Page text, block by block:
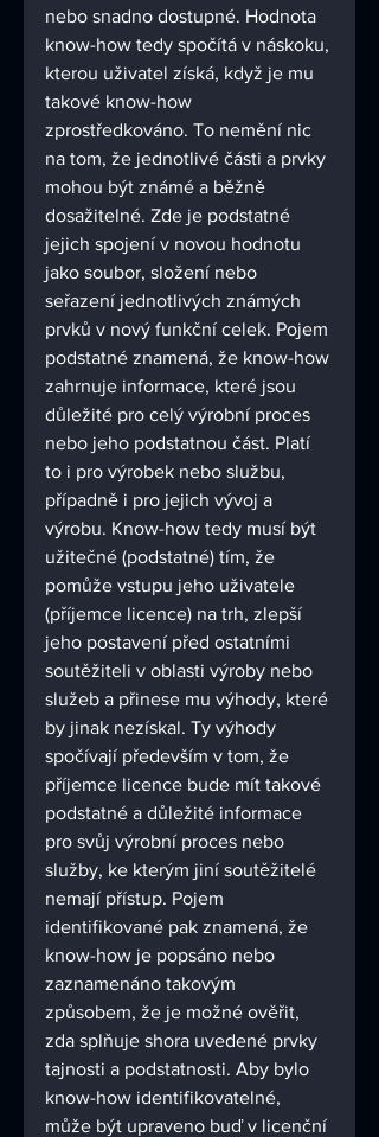
nebo snadno dostupné. Hodnota
know-how tedy spočítá v náskoku,
kterou uživatel získá, když je mu
takové know-how
zprostředkováno. To nemění nic
na tom, že jednotlivé části a prvky
mohou být známé a běžně
dosažitelné. Zde je podstatné
jejich spojení v novou hodnotu
jako soubor, složení nebo
seřazení jednotlivých známých
prvků v nový funkční celek. Pojem
podstatné znamená, že know-how
zahrnuje informace, které jsou
důležité pro celý výrobní proces
nebo jeho podstatnou část. Platí
to i pro výrobek nebo službu,
případně i pro jejich vývoj a
výrobu. Know-how tedy musí být
užitečné (podstatné) tím, že
pomůže vstupu jeho uživatele
(příjemce licence) na trh, zlepší
jeho postavení před ostatními
soutěžiteli v oblasti výroby nebo
služeb a přinese mu výhody, které
by jinak nezískal. Ty výhody
spočívají především v tom, že
příjemce licence bude mít takové
podstatné a důležité informace
pro svůj výrobní proces nebo
služby, ke kterým jiní soutěžitelé
nemají přístup. Pojem
identifikované pak znamená, že
know-how je popsáno nebo
zaznamenáno takovým
způsobem, že je možné ověřit,
zda splňuje shora uvedené prvky
tajnosti a podstatnosti. Aby bylo
know-how identifikovatelné,
může být upraveno buď v licenční